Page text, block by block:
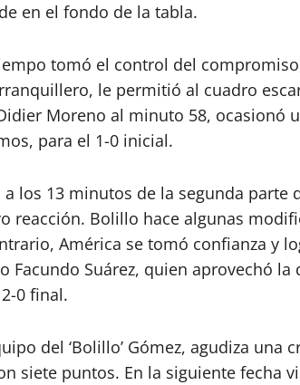
en el fondo de la tabla.
tomó el control del
le permitió al cuadro
Moreno al minuto 58, ocasionó
para el 1-0 inicial.
los 13 minutos de la segunda parte
reacción. Bolillo hace algunas
América se tomó confianza y
Facundo Suárez, quien aprovechó la
0 final.
del ‘Bolillo’ Gómez, agudiza una
siete puntos. En la siguiente fecha